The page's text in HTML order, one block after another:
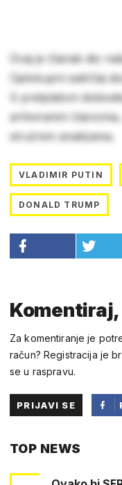
Ovaj je članak dio
Cjelokupni sadržaj
S pretplatom
arhiviranim
stručnim analizama.
VLADIMIR PUTIN
DONALD TRUMP
Za komentiranje je
račun? Registracija je
se u raspravu.
PRIJAVI SE
TOP NEWS